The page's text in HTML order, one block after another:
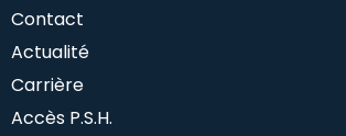
Contact
Actualité
Carrière
Accès P.S.H.